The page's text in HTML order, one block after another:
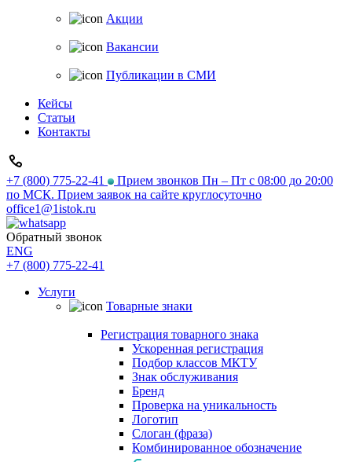
Акции
Вакансии
Публикации в СМИ
Кейсы
Статьи
Контакты
+7 (800) 775-22-41
Прием звонков Пн – Пт с 08:00 до 20:00
по МСК. Прием заявок на сайте круглосуточно
office1@1istok.ru
Обратный звонок
ENG
+7 (800) 775-22-41
Услуги
Товарные знаки
Регистрация товарного знака
Ускоренная регистрация
Подбор классов МКТУ
Знак обслуживания
Бренд
Проверка на уникальность
Логотип
Слоган (фраза)
Комбинированное обозначение